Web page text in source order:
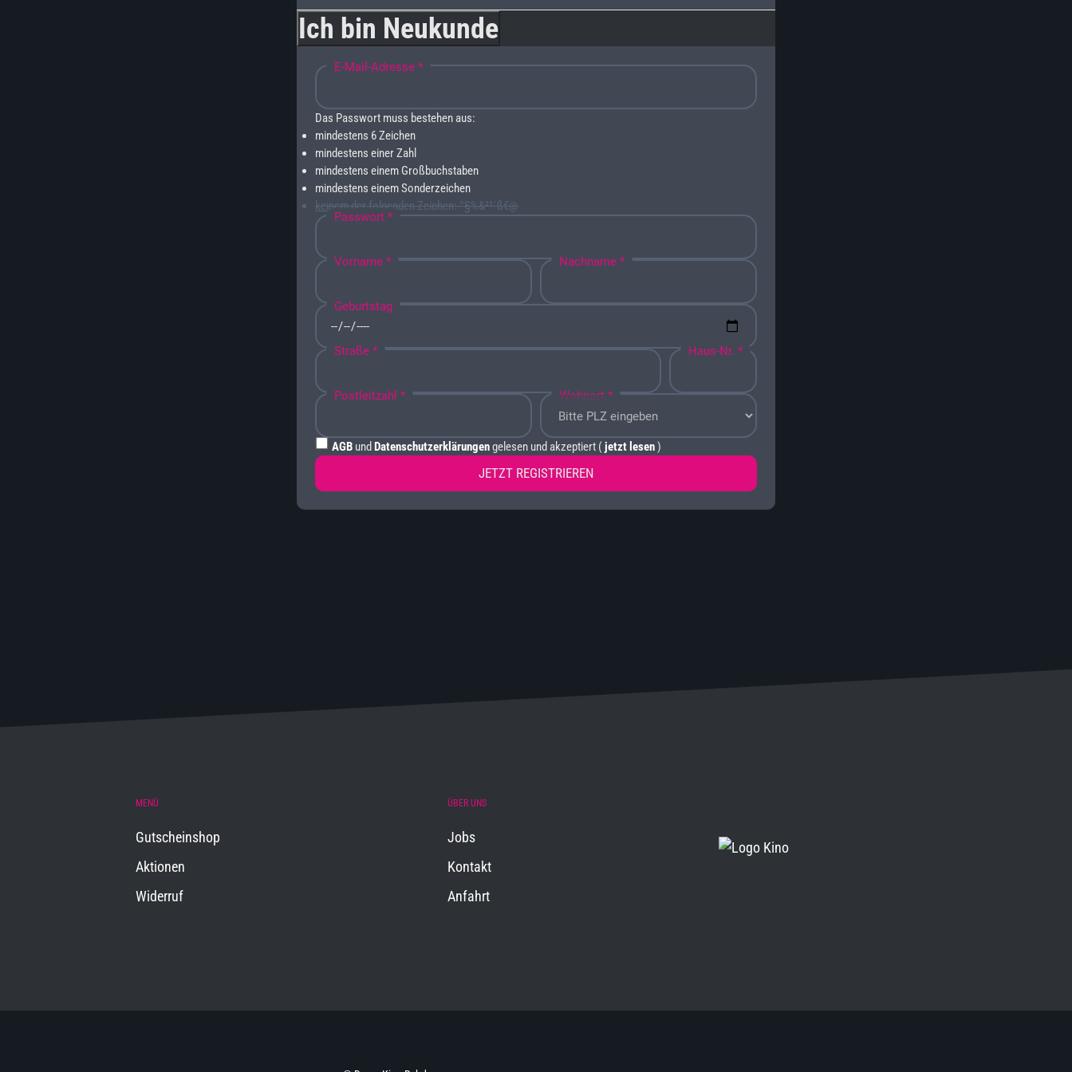
Ich bin Neukunde
E-Mail-Adresse *
Das Passwort muss bestehen aus:
mindestens 6 Zeichen
mindestens einer Zahl
mindestens einem Großbuchstaben
mindestens einem Sonderzeichen
keinemder folgenden Zeichen: °§%&²³´ß€@
Passwort *
Vorname * Nachname *
Geburtstag
Straße * Haus-Nr. *
Postleitzahl * Wohnort *
AGB und Datenschutzerklärungengelesen und akzeptiert (jetzt lesen)
JETZT REGISTRIEREN
MENÜ
Gutscheinshop
Aktionen
Widerruf
ÜBER UNS
Jobs
Kontakt
Anfahrt